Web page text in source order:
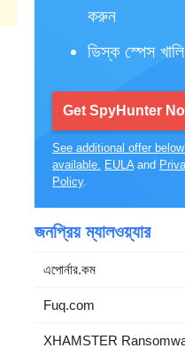
করুন
ডিস্ক স্পেস
Get SpyHunter
See additional offer
available. EULAand
Policy.
জনপ্রিয় ম্যালওয়্যার
এপোর্নার.কম
Fuq.com
XHAMSTER